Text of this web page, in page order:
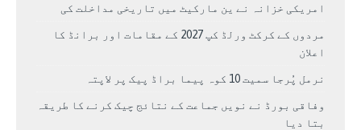
امریکی خزانہ نے ین مارکیٹ میں تاریخی مداخلت کی
مردوں کے کرکٹ ورلڈ کپ 2027 کے مقامات اور برانڈ کا
اعلان
نرمل پُرجا سمیت 10 کوہ پیما براڈ پیک پر لاپتہ
وفاقی بورڈ نے نویں جماعت کے نتائج چیک کرنے کا طریقہ
بتا دیا